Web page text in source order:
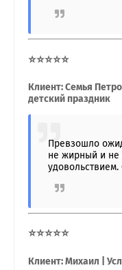
⭐⭐⭐⭐⭐
Клиент: Семья
детский праздник
Превзошло
не жирный и не
⭐⭐⭐⭐⭐
Клиент: Михаил |